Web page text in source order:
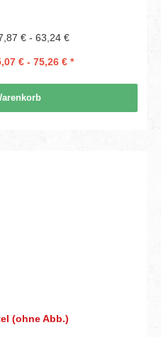
€ - 63,24 €
€ - 75,26 € *
(ohne Abb.)